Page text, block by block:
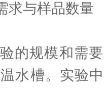
与样品数量
规模和需要
水槽。实验